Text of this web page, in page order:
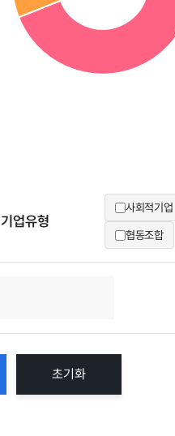
기업유형
사회적기업
협동조합
초기화